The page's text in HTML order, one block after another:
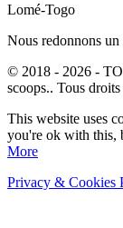
Lomé-Togo
Nous redonnons un
© 2018 - 2026 -
scoops.. Tous droits
This website uses
you're ok with this,
More
Privacy & Cookies